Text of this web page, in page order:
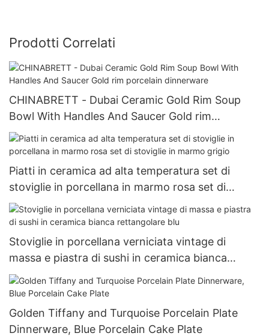
Prodotti Correlati
CHINABRETT - Dubai Ceramic Gold Rim Soup
Bowl With Handles And Saucer Gold rim
porcelain dinnerware
Piatti in ceramica ad alta temperatura set di
stoviglie in porcellana in marmo rosa set di
stoviglie in marmo grigio
Stoviglie in porcellana verniciata vintage di
massa e piastra di sushi in ceramica bianca
rettangolare blu
Golden Tiffany and Turquoise Porcelain Plate
Dinnerware, Blue Porcelain Cake Plate